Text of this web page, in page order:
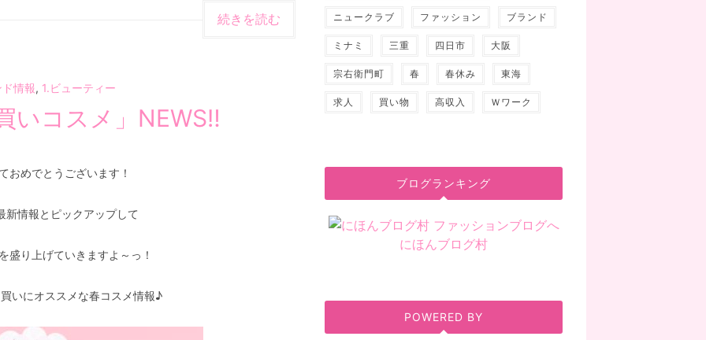
続きを読む
情報, 1.ビューティー
いコスメ」NEWS‼
おめでとうございます！
新情報とピックアップして
盛り上げていきますよ～っ！
いにオススメな春コスメ情報♪
ニュークラブ ファッション ブランド
ミナミ 三重 四日市 大阪
宗右衛門町 春 春休み 東海
求人 買い物 高収入 Ｗワーク
ブログランキング
にほんブログ村
POWERED BY